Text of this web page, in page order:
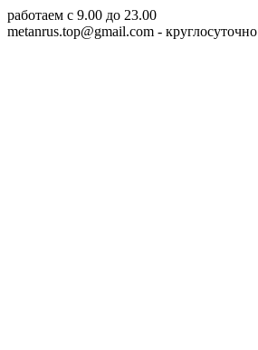
работаем c 9.00 до 23.00
metanrus.top@gmail.com - круглосуточно